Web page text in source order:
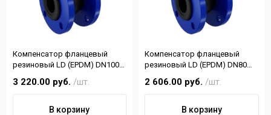
info@sanar-tver.ru
Компенсатор фланцевый
резиновый LD (EPDM) DN100
3 220.00 руб. /шт.
В корзину
Компенсатор фланцевый
резиновый LD (EPDM) DN80
2 606.00 руб. /шт.
В корзину